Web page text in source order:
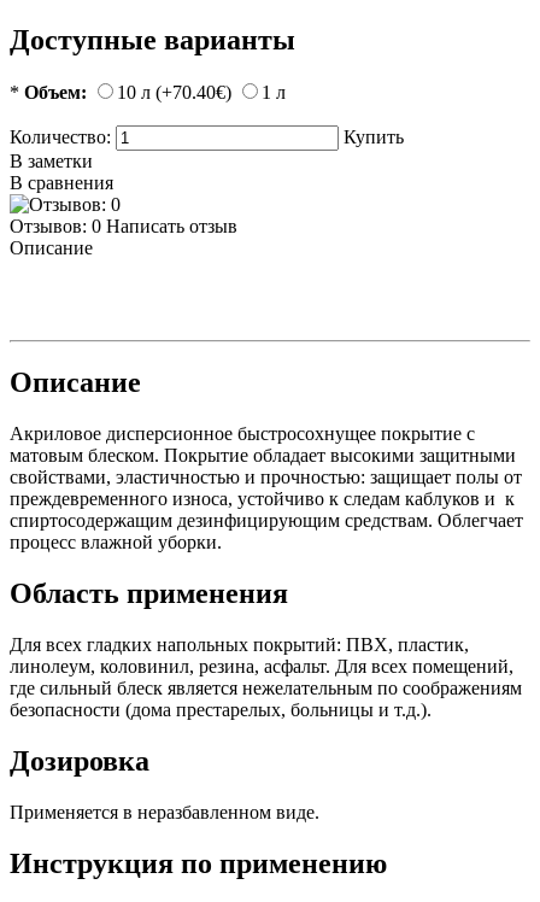
Доступные варианты
* Объем: 10 л (+70.40€) 1 л
Количество:
Купить
В заметки
В сравнения
Отзывов: 0 Написать отзыв
Описание
Описание
Акриловое дисперсионное быстросохнущее покрытие с
матовым блеском. Покрытие обладает высокими защитными
свойствами, эластичностью и прочностью: защищает полы от
преждевременного износа, устойчиво к следам каблуков и к
спиртосодержащим дезинфицирующим средствам. Облегчает
процесс влажной уборки.
Область применения
Для всех гладких напольных покрытий: ПВХ, пластик,
линолеум, коловинил, резина, асфальт. Для всех помещений,
где сильный блеск является нежелательным по соображениям
безопасности (дома престарелых, больницы и т.д.).
Дозировка
Применяется в неразбавленном виде.
Инструкция по применению